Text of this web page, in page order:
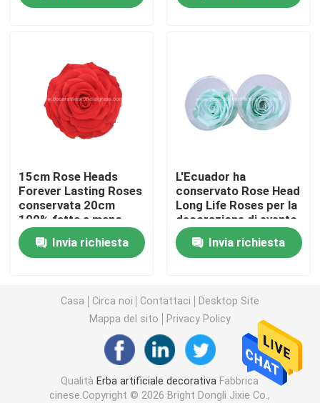
Erba artificiale decorativa
Tappeto erboso artificiale dell'erba
Petali di fiori artificiali
Palla del fiore artificiale
Piante artificiali della decorazione
Ornamenti decorativi
Moss Mat artificiale
15cm Rose Heads
Forever Lasting Roses
conservata 20cm
100% fatta a mano
Invia richiesta
L'Ecuador ha
conservato Rose Head
Long Life Roses per la
decorazione di evento
del partito
Invia richiesta
Casa Circa noi Contattaci
Desktop Site
Mappa del sito
Privacy Policy
Qualità Erba artificiale decorativa Fabbrica
cinese.Copyright © 2026 Bright Dongli Jixie Co.,